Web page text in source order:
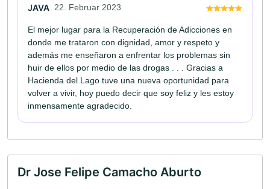
JAVA 22. Februar 2023
El mejor lugar para la Recuperación de Adicciones en
donde me trataron con dignidad, amor y respeto y
además me enseñaron a enfrentar los problemas sin
huir de ellos por medio de las drogas . . . Gracias a
Hacienda del Lago tuve una nueva oportunidad para
volver a vivir, hoy puedo decir que soy feliz y les estoy
inmensamente agradecido.
Dr Jose Felipe Camacho Aburto